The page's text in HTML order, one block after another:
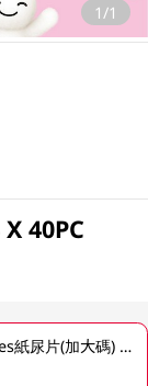
1/1
40PC
原箱 Merries紙尿片(加大碼) 4 X 40PC